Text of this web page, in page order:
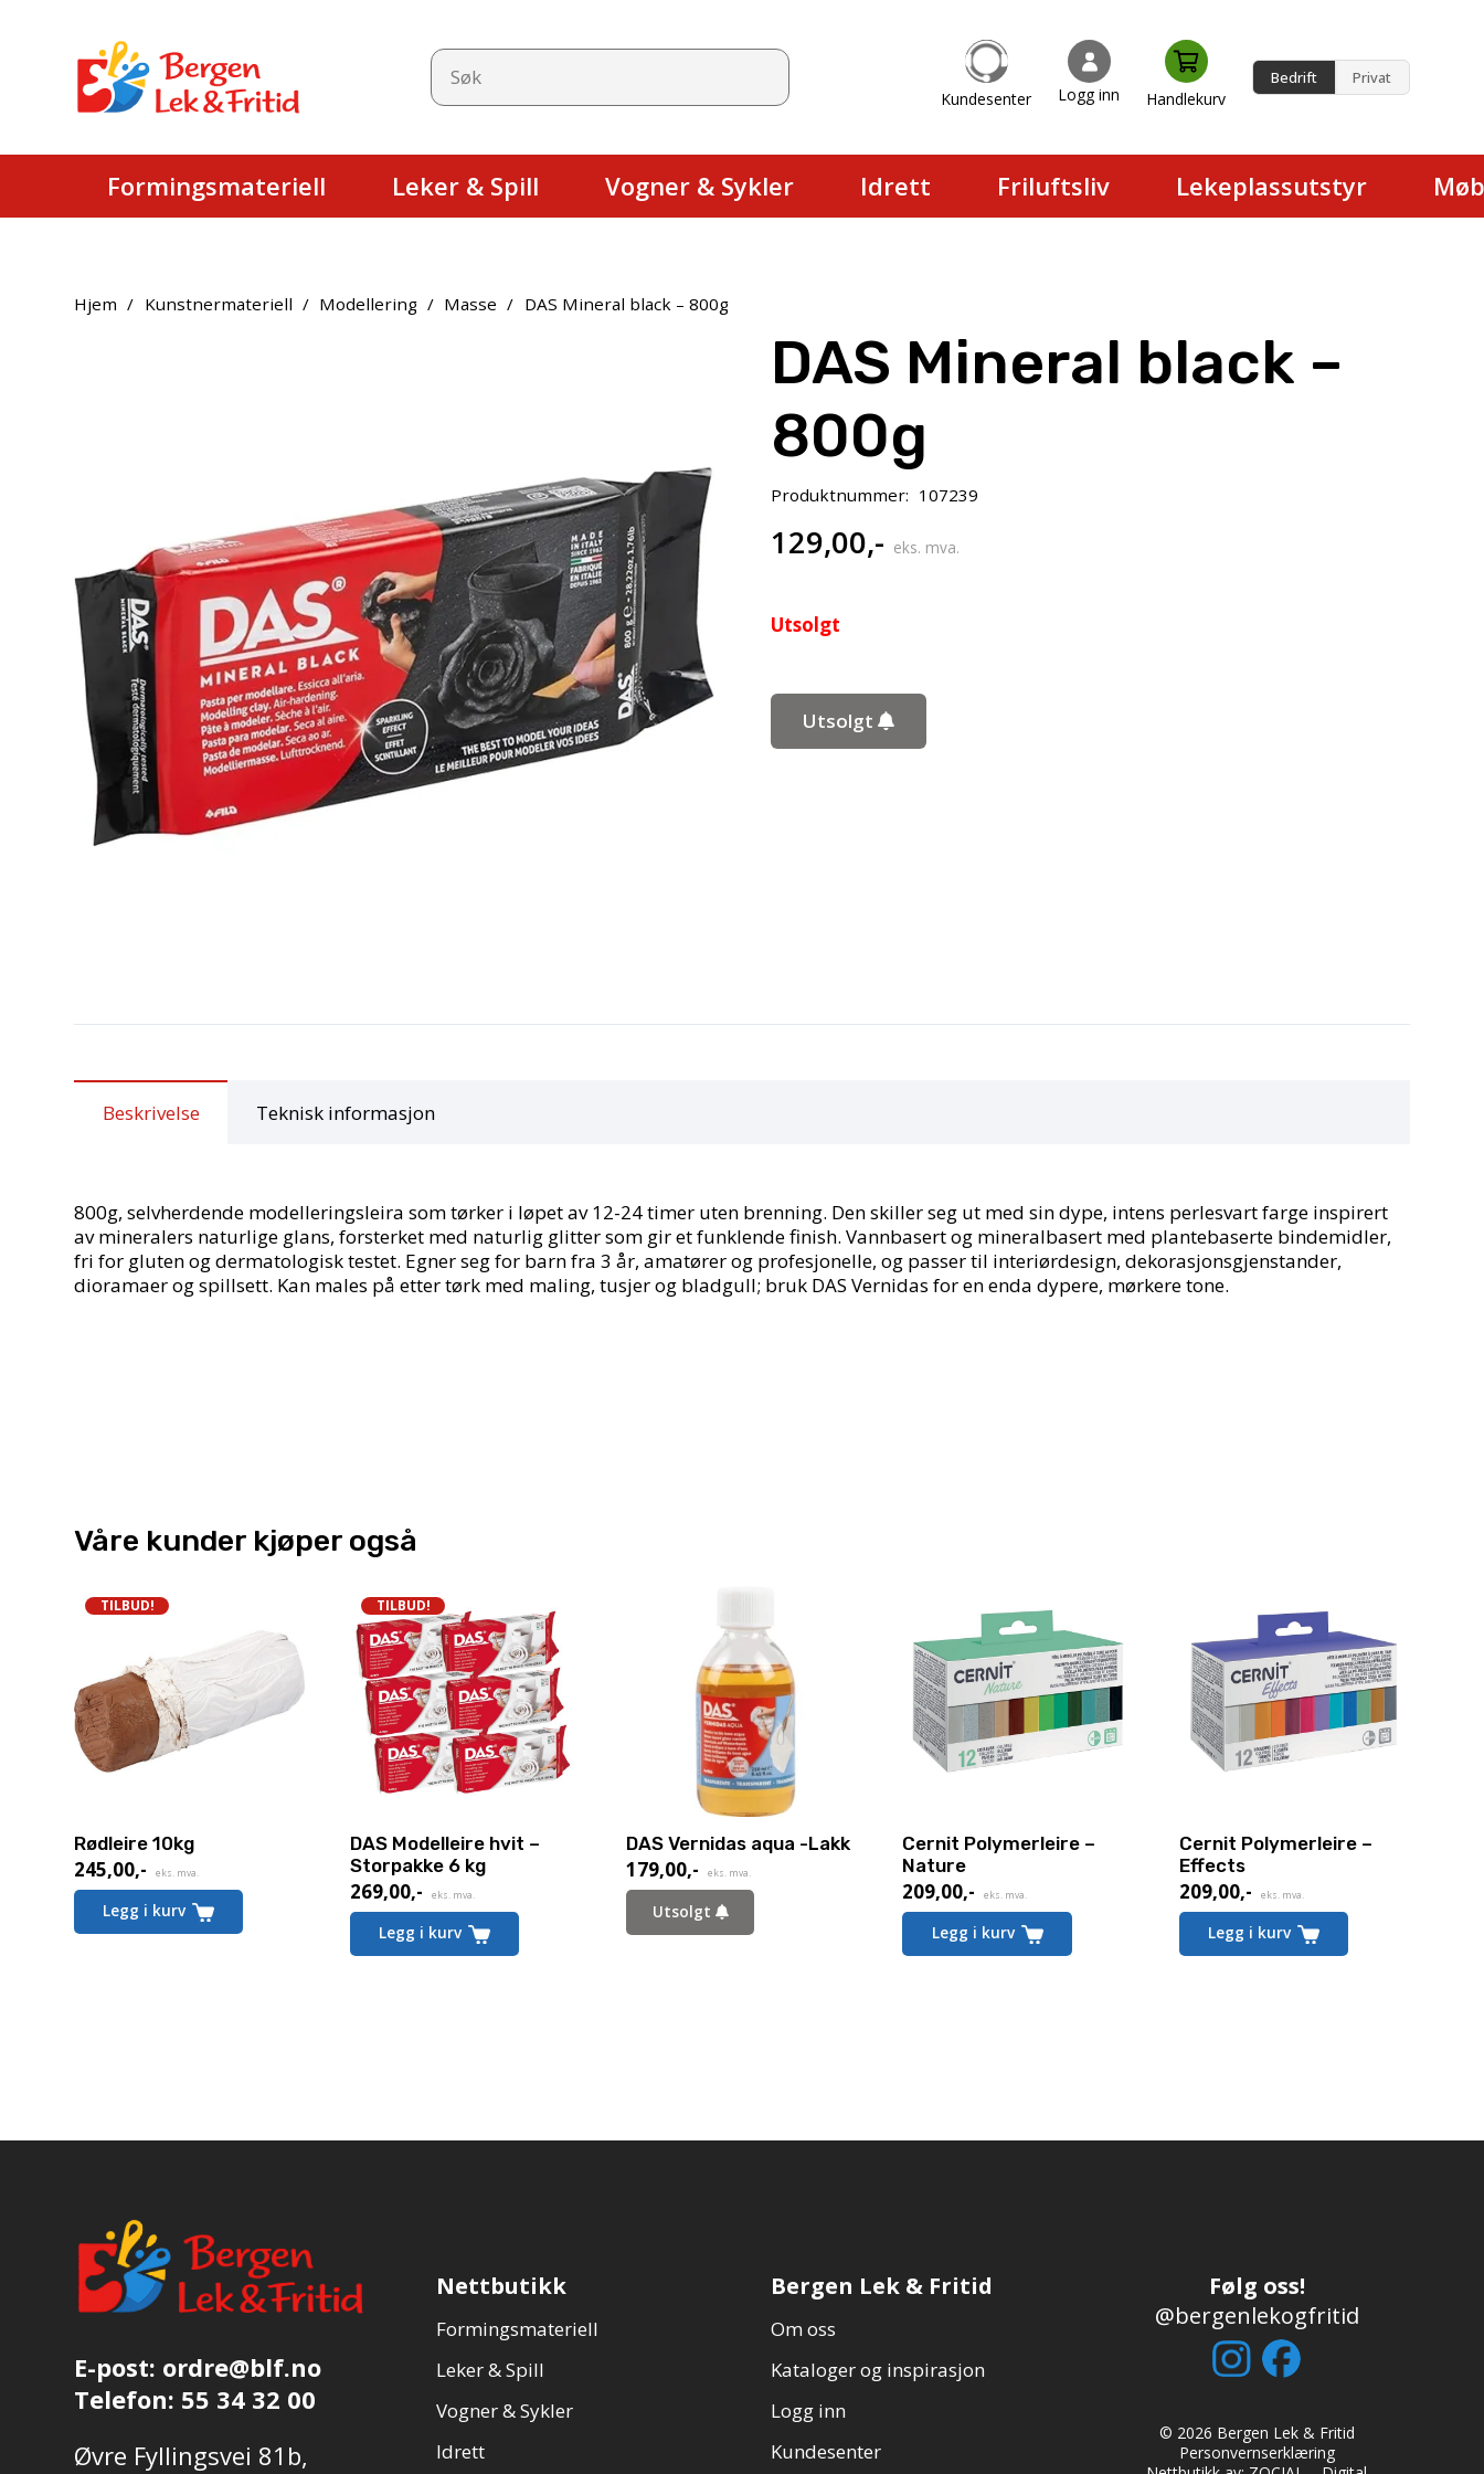
Kundesenter Logg inn Handlekurv
Bedrift Privat
Formingsmateriell Leker & Spill Vogner & Sykler Idrett Friluftsliv Lekeplassutstyr
Hjem / Kunstnermateriell / Modellering / Masse / DAS Mineral black – 800g
DAS Mineral black –
800g
Produktnummer: 107239
129,00,- eks. mva.
Utsolgt
Utsolgt
Beskrivelse Teknisk informasjon
800g, selvherdende modelleringsleira som tørker i løpet av 12-24 timer uten brenning. Den skiller seg ut med sin dype, intens perlesvart farge inspirert
av mineralers naturlige glans, forsterket med naturlig glitter som gir et funklende finish. Vannbasert og mineralbasert med plantebaserte bindemidler,
fri for gluten og dermatologisk testet. Egner seg for barn fra 3 år, amatører og profesjonelle, og passer til interiørdesign, dekorasjonsgjenstander,
dioramaer og spillsett. Kan males på etter tørk med maling, tusjer og bladgull; bruk DAS Vernidas for en enda dypere, mørkere tone.
Våre kunder kjøper også
TILBUD!
Rødleire 10kg
245,00,-
Nåværende
pris
eks. mva.
Legg i kurv
TILBUD!
DAS Modelleire hvit –
Storpakke 6 kg
269,00,-
Nåværende
pris
eks. mva.
Legg i kurv
DAS Vernidas aqua -Lakk
179,00,- eks. mva.
Utsolgt
Cernit Polymerleire –
Nature
209,00,- eks. mva.
Legg i kurv
Cernit Polymerleire –
Effects
209,00,- eks. mva.
Legg i kurv
E-post: ordre@blf.no
Telefon: 55 34 32 00
Øvre Fyllingsvei 81b,
Nettbutikk
Formingsmateriell
Leker & Spill
Vogner & Sykler
Idrett
Bergen Lek & Fritid
Om oss
Kataloger og inspirasjon
Logg inn
Kundesenter
Følg oss!
@bergenlekogfritid
© 2026 Bergen Lek & Fritid
Personvernserklæring